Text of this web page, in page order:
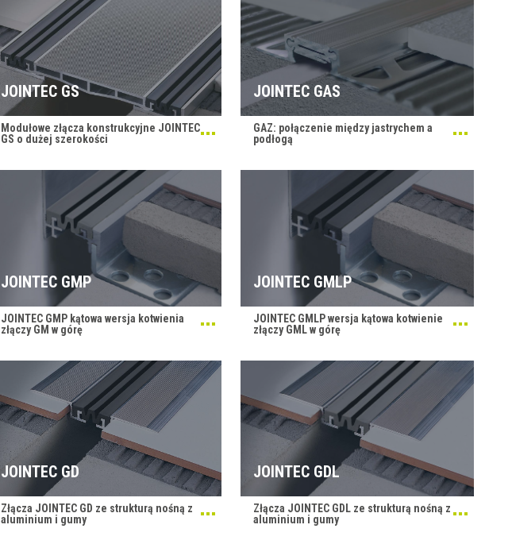
JOINTEC GS
Modułowe złącza konstrukcyjne JOINTEC
GS o dużej szerokości
JOINTEC GAS
GAZ: połączenie między jastrychem a
podłogą
JOINTEC GMP
JOINTEC GMP kątowa wersja kotwienia
złączy GM w górę
JOINTEC GMLP
JOINTEC GMLP wersja kątowa kotwienie
złączy GML w górę
JOINTEC GD
Złącza JOINTEC GD ze strukturą nośną z
aluminium i gumy
JOINTEC GDL
Złącza JOINTEC GDL ze strukturą nośną z
aluminium i gumy